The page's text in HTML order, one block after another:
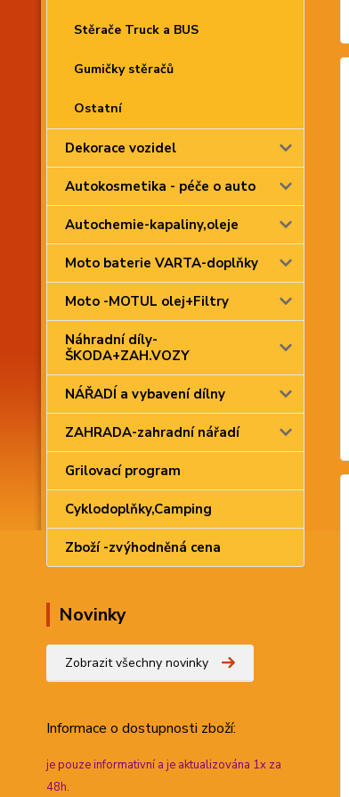
Stěrače Truck a BUS
Gumičky stěračů
Ostatní
Dekorace vozidel
Autokosmetika - péče o auto
Autochemie-kapaliny,oleje
Moto baterie VARTA-doplňky
Moto -MOTUL olej+Filtry
Náhradní díly-
ŠKODA+ZAH.VOZY
NÁŘADÍ a vybavení dílny
ZAHRADA-zahradní nářadí
Grilovací program
Cyklodoplňky,Camping
Zboží -zvýhodněná cena
Novinky
Zobrazit všechny novinky
Informace o dostupnosti zboží:
je pouze informativní a je aktualizována 1x za
48h.